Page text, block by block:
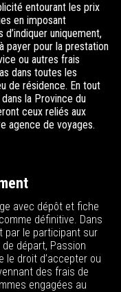
entourant les prix
en imposant
uniquement,
payer pour la prestation
ou autres frais
dans toutes les
de résidence. En tout
la Province du
ceux reliés aux
agence de voyages.
avec dépôt et fiche
définitive. Dans
par le participant sur
départ, Passion
le droit d’accepter ou
des frais de
engagées au